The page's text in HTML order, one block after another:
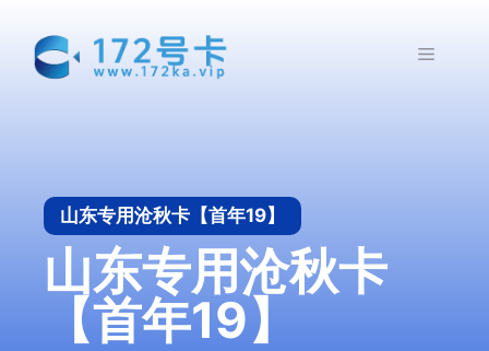
菜
山东专用沧秋卡【首年19】
山东专用沧秋卡
【首年19】